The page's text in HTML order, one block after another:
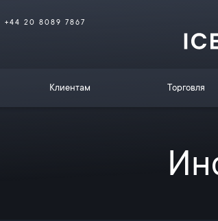
+44 20 8089 7867
Клиентам Торговля